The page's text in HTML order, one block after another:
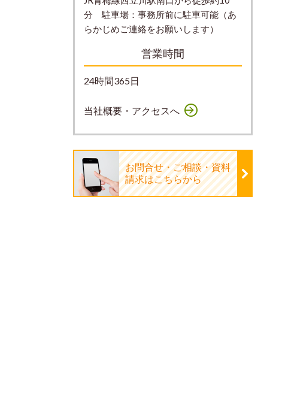
分 駐車場：事務所前に駐車可能（あ
らかじめご連絡をお願いします）
営業時間
24時間365日
当社概要・アクセスへ
お問合せ・ご相談・資料
請求はこちらから